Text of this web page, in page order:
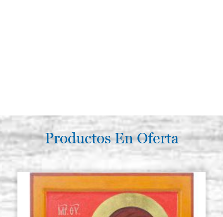
Productos En Oferta